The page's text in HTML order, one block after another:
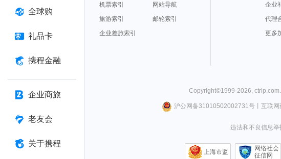
全球购
礼品卡
携程金融
企业商旅
老友会
关于携程
机票索引
网站导航
旅游索引
邮轮索引
企业差旅索引
企业
代理
更多
Copyright©1999-2026, ctrip.com
沪公网备31010502002731号丨 互联网
违法和不良信息
上海市监
网络社会
征信网